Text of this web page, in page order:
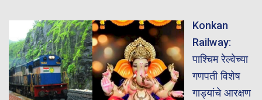
Konkan
Railway:
पाश्चिम रेल्वेच्या
गणपती विशेष
गाड्यांचे आरक्षण